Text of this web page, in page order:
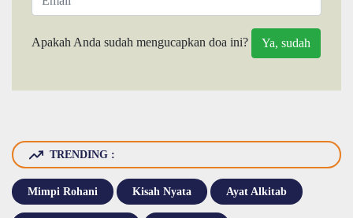
Apakah Anda sudah mengucapkan doa ini?
TRENDING :
Mimpi Rohani Kisah Nyata Ayat Alkitab